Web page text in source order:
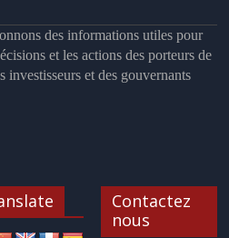
des informations utiles pour
et les actions des porteurs de
investisseurs et des gouvernants
Contactez
nous